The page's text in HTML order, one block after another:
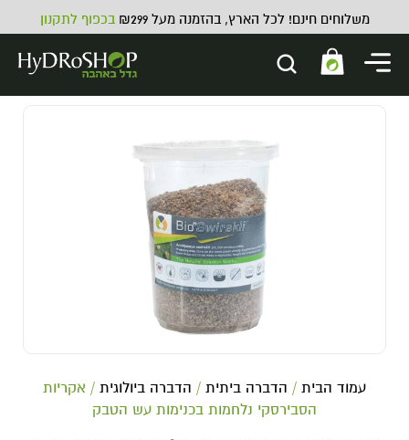
משלוחים חינם! לכל הארץ, בהזמנה מעל ₪299 בכפוף לתקנון
עמוד הבית / הדברה ביתית / הדברה ביולוגית / אקריות
הסבירסקי נלחמות בכנימות עש הטבק
משאבת אוויר - משאבת אוויר 9803
₪95.00